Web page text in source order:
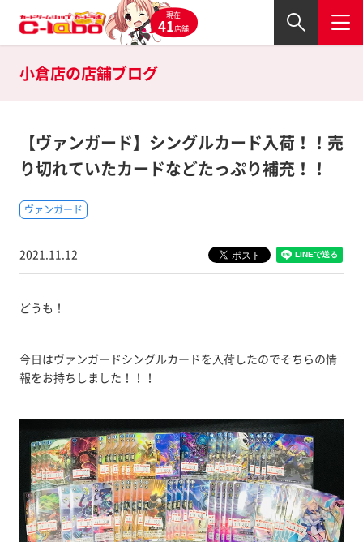
現在
41店舗
小倉店の店舗ブログ
【ヴァンガード】シングルカード入荷！！売
り切れていたカードなどたっぷり補充！！
ヴァンガード
2021.11.12
どうも！
今日はヴァンガードシングルカードを入荷したのでそちらの情
報をお持ちしました！！！